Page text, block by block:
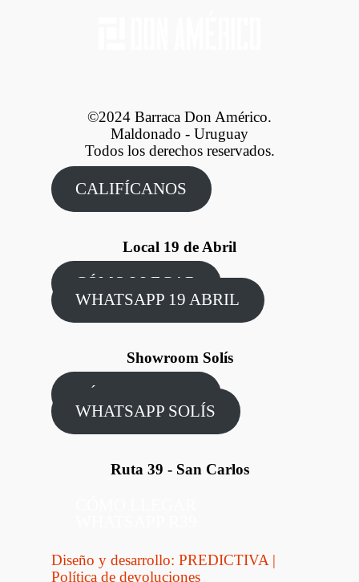
©2024 Barraca Don Américo.
Maldonado - Uruguay
Todos los derechos reservados.
CALIFÍCANOS
Local 19 de Abril
CÓMO LLEGAR
WHATSAPP 19 ABRIL
Showroom Solís
CÓMO LLEGAR
WHATSAPP SOLÍS
Ruta 39 - San Carlos
Diseño y desarrollo: PREDICTIVA |
Política de devoluciones